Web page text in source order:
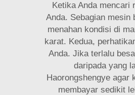
Ketika Anda mencari
Anda. Sebagian mesin
menahan kondisi di
karat. Kedua,
Anda. Jika terlalu
daripada yang
Haorongshengye agar
membayar sedikit